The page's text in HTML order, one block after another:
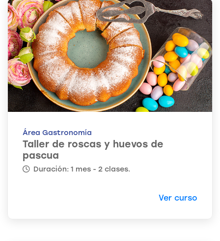
Área Gastronomía
Taller de roscas y huevos de
pascua
Duración: 1 mes - 2 clases.
Ver curso